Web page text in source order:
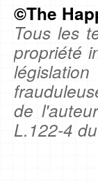
©The
Tous les
propriété
de
L.122-4